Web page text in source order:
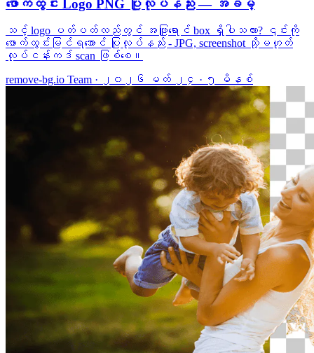
ဖောက်ထွင်း Logo PNG ပြုလုပ်နည်း — အခမဲ့
သင့် logo ပတ်ပတ်လည်တွင် အဖြူရောင် box ရှိပါသလား? ၎င်းကို
ဖောက်ထွင်းမြင်ရအောင် ပြုလုပ်နည်း - JPG, screenshot သို့မဟုတ်
လုပ်ငန်းကဒ် scan ဖြစ်စေ။
remove-bg.io Team · ၂၀၂၆ မတ် ၂၄ · ၅ မိနစ်